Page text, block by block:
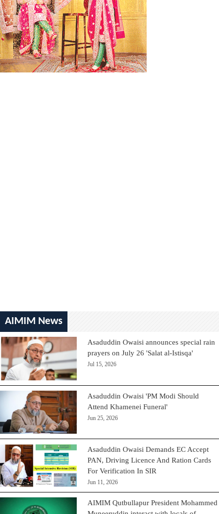
AIMIM News
Asaduddin Owaisi announces special rain
prayers on July 26 'Salat al-Istisqa'
Jul 15, 2026
Asaduddin Owaisi 'PM Modi Should
Attend Khamenei Funeral'
Jun 25, 2026
Asaduddin Owaisi Demands EC Accept
PAN, Driving Licence And Ration Cards
For Verification In SIR
Jun 11, 2026
AIMIM Qutbullapur President Mohammed